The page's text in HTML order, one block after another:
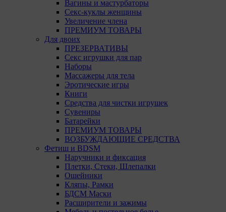
Вагины и мастурбаторы
Секс-куклы женщины
Увеличение члена
ПРЕМИУМ ТОВАРЫ
Для двоих
ПРЕЗЕРВАТИВЫ
Секс игрушки для пар
Наборы
Массажеры для тела
Эротические игры
Книги
Средства для чистки игрушек
Сувениры
Батарейки
ПРЕМИУМ ТОВАРЫ
ВОЗБУЖДАЮЩИЕ СРЕДСТВА
Фетиш и BDSM
Наручники и фиксация
Плетки, Стеки, Шлепалки
Ошейники
Кляпы, Рамки
БДСМ Маски
Расширители и зажимы